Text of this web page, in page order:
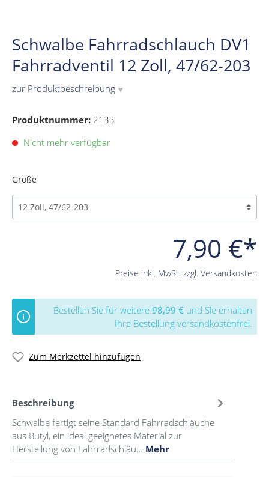
Schwalbe Fahrradschlauch DV1
Fahrradventil 12 Zoll, 47/62-203
zur Produktbeschreibung ▼
Produktnummer: 2133
7,90 €*
Preise inkl. MwSt. zzgl. Versandkosten
Nicht mehr verfügbar
Größe
Bestellen Sie für weitere 98,99 € und Sie erhalten
Ihre Bestellung versandkostenfrei.
Zum Merkzettel hinzufügen
Beschreibung
Schwalbe fertigt seine Standard Fahrradschläuche
aus Butyl, ein ideal geeignetes Material zur
Herstellung von Fahrradschläu… Mehr